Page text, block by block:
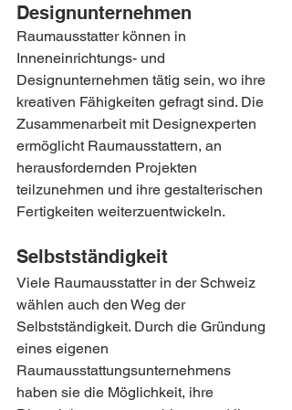
Designunternehmen
Raumausstatter können in
Inneneinrichtungs- und
Designunternehmen tätig sein, wo ihre
kreativen Fähigkeiten gefragt sind. Die
Zusammenarbeit mit Designexperten
ermöglicht Raumausstattern, an
herausfordernden Projekten
teilzunehmen und ihre gestalterischen
Fertigkeiten weiterzuentwickeln.
Selbstständigkeit
Viele Raumausstatter in der Schweiz
wählen auch den Weg der
Selbstständigkeit. Durch die Gründung
eines eigenen
Raumausstattungsunternehmens
haben sie die Möglichkeit, ihre